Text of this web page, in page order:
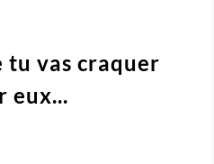
tu vas craquer
eux...